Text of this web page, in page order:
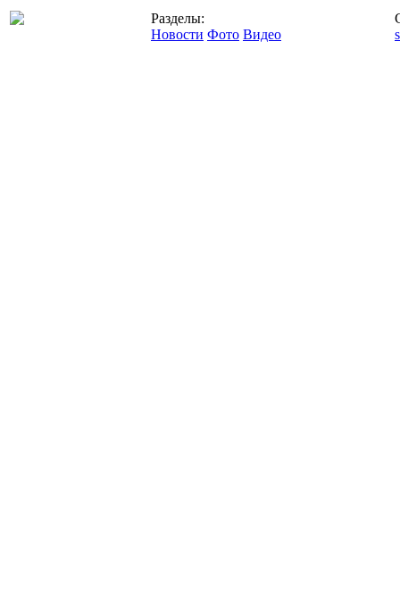
Разделы:
Новости Фото Видео